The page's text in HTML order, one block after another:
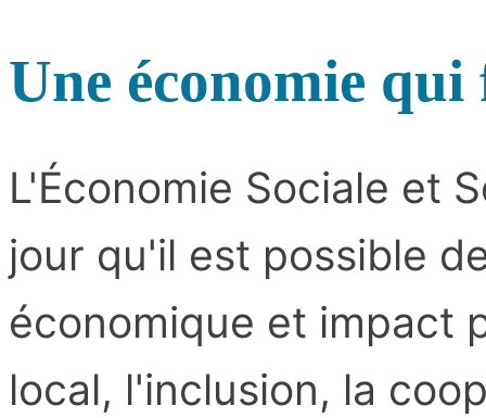
Une économie
L'Économie Sociale et
jour qu'il est possible
économique et impact
local, l'inclusion, la